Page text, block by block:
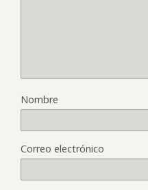
Nombre
Correo electrónico